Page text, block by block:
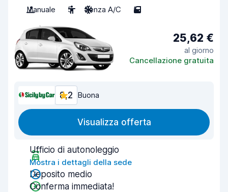
Manuale
5 Senza A/C 5
25,62 €
al giorno
Cancellazione gratuita
8,2 Buona
Visualizza offerta
Ufficio di autonoleggio
Mostra i dettagli della sede
Deposito medio
Conferma immediata!